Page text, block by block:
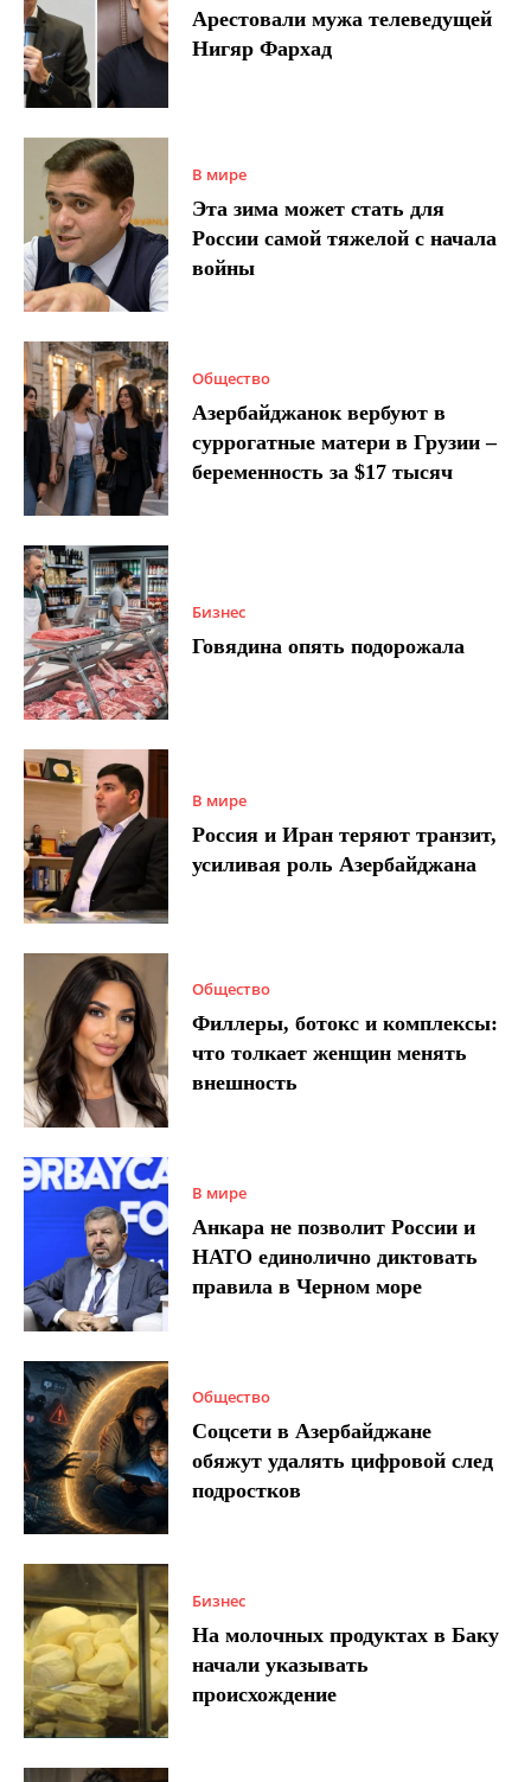
Арестовали мужа телеведущей
Нигяр Фархад
В мире
Эта зима может стать для
России самой тяжелой с начала
войны
Общество
Азербайджанок вербуют в
суррогатные матери в Грузии –
беременность за $17 тысяч
Бизнес
Говядина опять подорожала
В мире
Россия и Иран теряют транзит,
усиливая роль Азербайджана
Общество
Филлеры, ботокс и комплексы:
что толкает женщин менять
внешность
В мире
Анкара не позволит России и
НАТО единолично диктовать
правила в Черном море
Общество
Соцсети в Азербайджане
обяжут удалять цифровой след
подростков
Бизнес
На молочных продуктах в Баку
начали указывать
происхождение